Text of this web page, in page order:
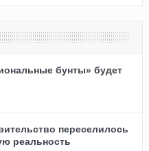
бунты» будет
переселилось
реальность